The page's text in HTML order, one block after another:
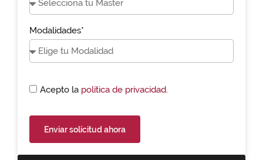
Modalidades*
Acepto la política de privacidad.
Enviar solicitud ahora